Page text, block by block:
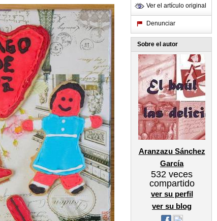
Ver el artículo original
Denunciar
Sobre el autor
Aranzazu Sánchez
García
532 veces
compartido
ver su perfil
ver su blog